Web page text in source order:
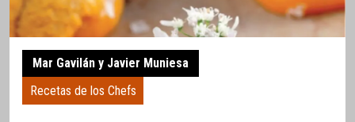
Mar Gavilán y Javier Muniesa
Recetas de los Chefs